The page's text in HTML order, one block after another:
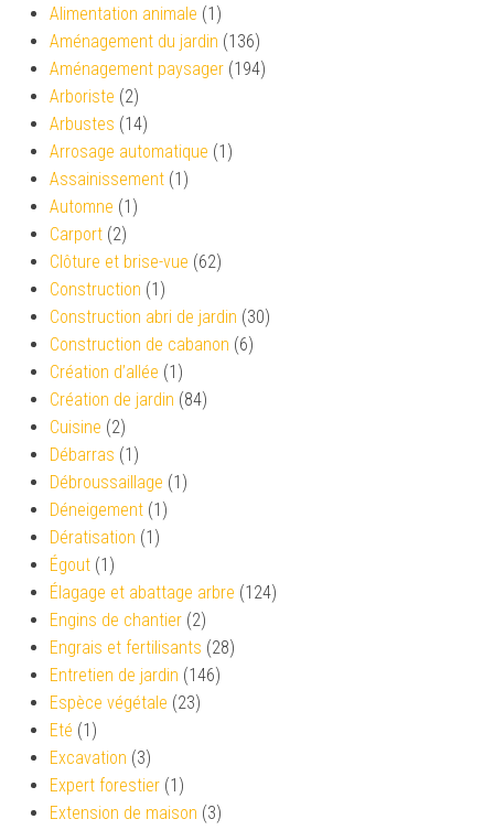
Alimentation animale (1)
Aménagement du jardin (136)
Aménagement paysager (194)
Arboriste (2)
Arbustes (14)
Arrosage automatique (1)
Assainissement (1)
Automne (1)
Carport (2)
Clôture et brise-vue (62)
Construction (1)
Construction abri de jardin (30)
Construction de cabanon (6)
Création d’allée (1)
Création de jardin (84)
Cuisine (2)
Débarras (1)
Débroussaillage (1)
Déneigement (1)
Dératisation (1)
Égout (1)
Élagage et abattage arbre (124)
Engins de chantier (2)
Engrais et fertilisants (28)
Entretien de jardin (146)
Espèce végétale (23)
Eté (1)
Excavation (3)
Expert forestier (1)
Extension de maison (3)